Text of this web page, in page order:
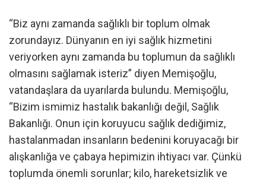
“Biz aynı zamanda sağlıklı bir toplum olmak
zorundayız. Dünyanın en iyi sağlık hizmetini
veriyorken aynı zamanda bu toplumun da sağlıklı
olmasını sağlamak isteriz” diyen Memişoğlu,
vatandaşlara da uyarılarda bulundu. Memişoğlu,
“Bizim ismimiz hastalık bakanlığı değil, Sağlık
Bakanlığı. Onun için koruyucu sağlık dediğimiz,
hastalanmadan insanların bedenini koruyacağı bir
alışkanlığa ve çabaya hepimizin ihtiyacı var. Çünkü
toplumda önemli sorunlar; kilo, hareketsizlik ve